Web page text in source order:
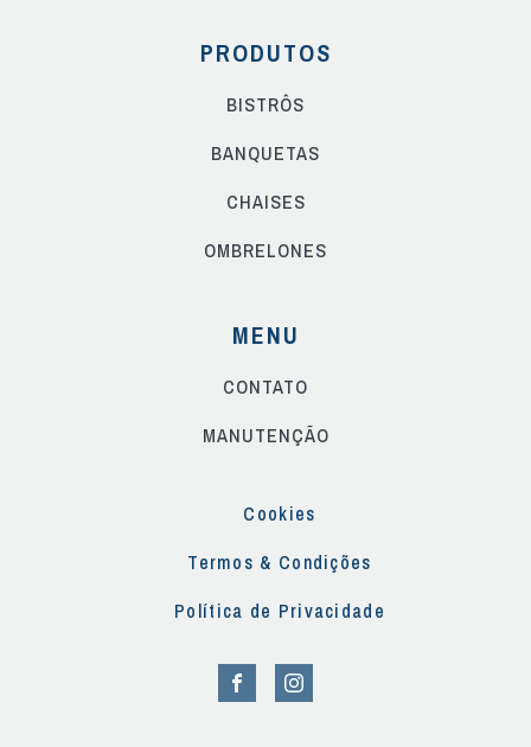
PRODUTOS
BISTRÔS
BANQUETAS
CHAISES
OMBRELONES
MENU
CONTATO
MANUTENÇÃO
Cookies
Termos & Condições
Política de Privacidade